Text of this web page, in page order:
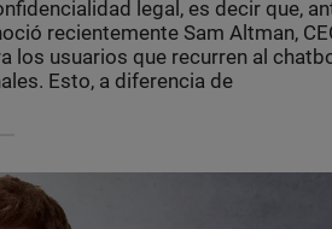
legal, es decir que,
recientemente Sam Altman,
los usuarios que recurren al
Esto, a diferencia de